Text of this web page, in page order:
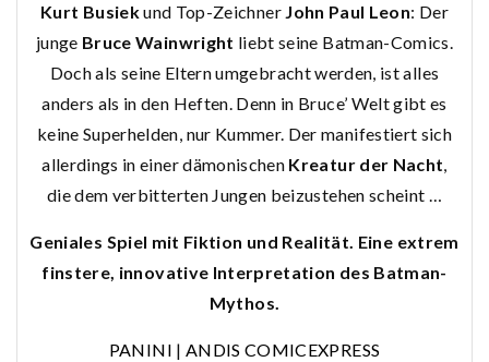
Kurt Busiekund Top-Zeichner John Paul Leon: Der
junge Bruce Wainwright liebt seine Batman-Comics.
Doch als seine Eltern umgebracht werden, ist alles
anders als in den Heften. Denn in Bruce’ Welt gibt es
keine Superhelden, nur Kummer. Der manifestiert sich
allerdings in einer dämonischen Kreatur der Nacht,
die dem verbitterten Jungen beizustehen scheint …
Geniales Spiel mit Fiktion und Realität. Eine extrem
finstere, innovative Interpretation des Batman-
Mythos.
PANINI | ANDIS COMICEXPRESS